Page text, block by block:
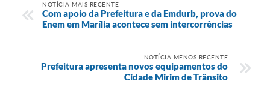
NOTÍCIA MAIS RECENTE
Com apoio da Prefeitura e da Emdurb, prova do
Enem em Marília acontece sem intercorrências
NOTÍCIA MENOS RECENTE
Prefeitura apresenta novos equipamentos do
Cidade Mirim de Trânsito